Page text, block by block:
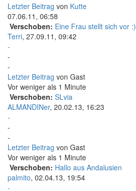
Letzter Beitrag von Kutte
07.06.11, 06:58
Verschoben: Eine Frau stellt sich vor :)
Terri, 27.09.11, 09:42
-
-
-
Letzter Beitrag von Gast
Vor weniger als 1 Minute
Verschoben: SLvia
ALMANDINer, 20.02.13, 16:23
-
-
-
Letzter Beitrag von Gast
Vor weniger als 1 Minute
Verschoben: Hallo aus Andalusien
palmito, 02.04.13, 19:54
-